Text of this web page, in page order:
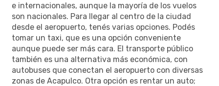
e internacionales, aunque la mayoría de los vuelos
son nacionales. Para llegar al centro de la ciudad
desde el aeropuerto, tenés varias opciones. Podés
tomar un taxi, que es una opción conveniente
aunque puede ser más cara. El transporte público
también es una alternativa más económica, con
autobuses que conectan el aeropuerto con diversas
zonas de Acapulco. Otra opción es rentar un auto;